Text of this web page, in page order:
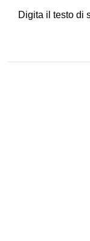
Digita il testo di